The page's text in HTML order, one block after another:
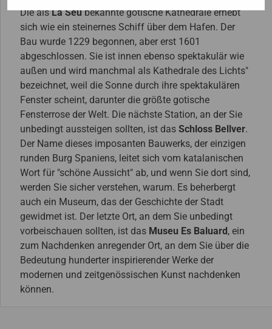
Die alsLa Seubekannte gotische Kathedrale erhebt
sich wie ein steinernes Schiff über dem Hafen. Der
Bau wurde 1229 begonnen, aber erst 1601
abgeschlossen. Sie ist innen ebenso spektakulär wie
außen und wird manchmal als Kathedrale des Lichts"
bezeichnet, weil die Sonne durch ihre spektakulären
Fenster scheint, darunter die größte gotische
Fensterrose der Welt. Die nächste Station, an der Sie
unbedingt aussteigen sollten, ist das Schloss Bellver.
Der Name dieses imposanten Bauwerks, der einzigen
runden Burg Spaniens, leitet sich vom katalanischen
Wort für "schöne Aussicht" ab, und wenn Sie dort sind,
werden Sie sicher verstehen, warum. Es beherbergt
auch ein Museum, das der Geschichte der Stadt
gewidmet ist. Der letzte Ort, an dem Sie unbedingt
vorbeischauen sollten, ist das Museu Es Baluard, ein
zum Nachdenken anregender Ort, an dem Sie über die
Bedeutung hunderter inspirierender Werke der
modernen und zeitgenössischen Kunst nachdenken
können.